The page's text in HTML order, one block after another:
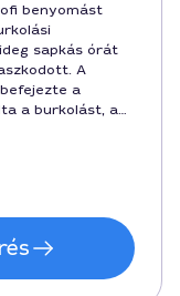
benyomást
sapkás órát
A
a
a burkolást, a